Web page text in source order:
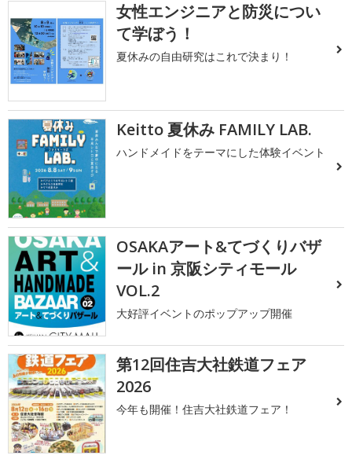
女性エンジニアと防災につい
て学ぼう！
夏休みの自由研究はこれで決まり！
Keitto 夏休み FAMILY LAB.
ハンドメイドをテーマにした体験イベント
OSAKAアート&てづくりバザ
ール in 京阪シティモール
VOL.2
大好評イベントのポップアップ開催
第12回住吉大社鉄道フェア
2026
今年も開催！住吉大社鉄道フェア！